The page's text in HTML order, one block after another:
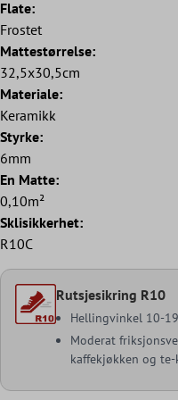
Flate:
Frostet
Mattestørrelse:
32,5x30,5cm
Materiale:
Keramikk
Styrke:
6mm
En Matte:
0,10m²
Sklisikkerhet:
R10C
Rutsjesikring R10
Hellingvinkel 10-
Moderat
kaffekjøkken og